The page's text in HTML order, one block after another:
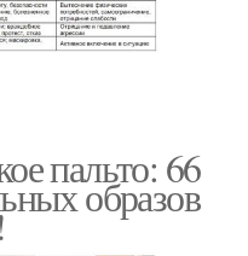
пальто: 66
образов